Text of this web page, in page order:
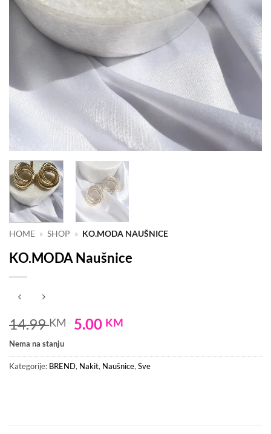
HOME » SHOP » KO.MODA NAUŠNICE
KO.MODA Naušnice
14.99KM
Original
was:
14.99 KM.
5.00 KM
is:
5.00 KM.
Nema na stanju
Kategorije: BREND, Nakit, Naušnice, Sve